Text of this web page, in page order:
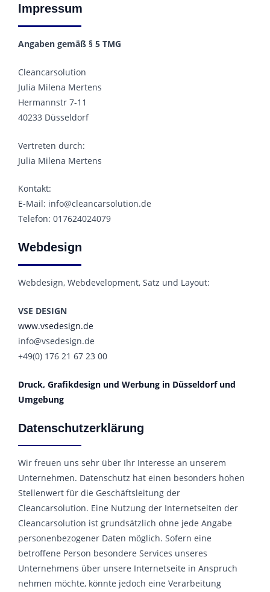
Impressum
Angaben gemäß § 5 TMG
Cleancarsolution
Julia Milena Mertens
Hermannstr 7-11
40233 Düsseldorf
Vertreten durch:
Julia Milena Mertens
Kontakt:
E-Mail: info@cleancarsolution.de
Telefon: 017624024079
Webdesign
Webdesign, Webdevelopment, Satz und Layout:
VSE DESIGN
www.vsedesign.de
info@vsedesign.de
+49(0) 176 21 67 23 00
Druck, Grafikdesign und Werbung in Düsseldorf und
Umgebung
Datenschutzerklärung
Wir freuen uns sehr über Ihr Interesse an unserem
Unternehmen. Datenschutz hat einen besonders hohen
Stellenwert für die Geschäftsleitung der
Cleancarsolution. Eine Nutzung der Internetseiten der
Cleancarsolution ist grundsätzlich ohne jede Angabe
personenbezogener Daten möglich. Sofern eine
betroffene Person besondere Services unseres
Unternehmens über unsere Internetseite in Anspruch
nehmen möchte, könnte jedoch eine Verarbeitung